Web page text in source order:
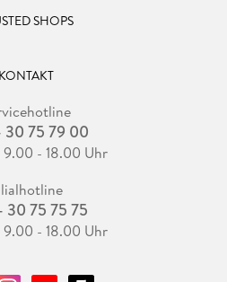
SHOPS
KONTAKT
75 79 00
9.00 - 18.00 Uhr
30 75 75 75
9.00 - 18.00 Uhr